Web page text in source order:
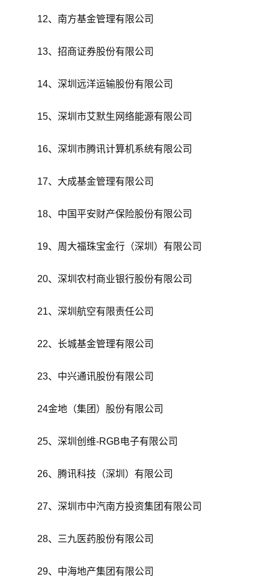
12、南方基金管理有限公司
13、招商证券股份有限公司
14、深圳远洋运输股份有限公司
15、深圳市艾默生网络能源有限公司
16、深圳市腾讯计算机系统有限公司
17、大成基金管理有限公司
18、中国平安财产保险股份有限公司
19、周大福珠宝金行（深圳）有限公司
20、深圳农村商业银行股份有限公司
21、深圳航空有限责任公司
22、长城基金管理有限公司
23、中兴通讯股份有限公司
24金地（集团）股份有限公司
25、深圳创维-RGB电子有限公司
26、腾讯科技（深圳）有限公司
27、深圳市中汽南方投资集团有限公司
28、三九医药股份有限公司
29、中海地产集团有限公司